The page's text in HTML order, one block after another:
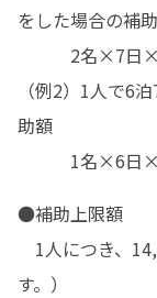
をした場合の
2名×7日
（例2）1人で6
助額
1名×6日
●補助上限額
1人につき、
す。）